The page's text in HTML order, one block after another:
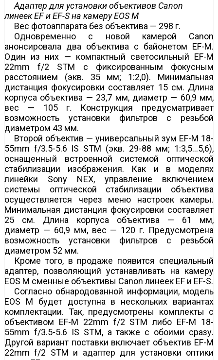
Адаптер для установки объективов Canon
линеек EF и EF-S на камеру EOS M
Вес фотоаппарата без объектива — 298 г.
Одновременно с новой камерой Canon
анонсировала два объектива с байонетом EF-M.
Один из них — компактный светосильный EF-M
22mm f/2 STM с фиксированным фокусным
расстоянием (экв. 35 мм; 1:2,0). Минимальная
дистанция фокусировки составляет 15 см. Длина
корпуса объектива — 23,7 мм, диаметр — 60,9 мм,
вес — 105 г. Конструкция предусматривает
возможность установки фильтров с резьбой
диаметром 43 мм.
Второй объектив — универсальный зум EF-M 18-
55mm f/3.5-5.6 IS STM (экв. 29-88 мм; 1:3,5…5,6),
оснащенный встроенной системой оптической
стабилизации изображения. Как и в моделях
линейки Sony NEX, управление включением
системы оптической стабилизации объектива
осуществляется через меню настроек камеры.
Минимальная дистанция фокусировки составляет
25 см. Длина корпуса объектива — 61 мм,
диаметр — 60,9 мм, вес — 120 г. Предусмотрена
возможность установки фильтров с резьбой
диаметром 52 мм.
Кроме того, в продаже появится специальный
адаптер, позволяющий устанавливать на камеру
EOS M сменные объективы Canon линеек EF и EF-S.
Согласно обнародованной информации, модель
EOS M будет доступна в нескольких вариантах
комплектации. Так, предусмотрены комплекты с
объективом EF-M 22mm f/2 STM либо EF-M 18-
55mm f/3.5-5.6 IS STM, а также с обоими сразу.
Другой вариант поставки включает объектив EF-M
22mm f/2 STM и адаптер для установки оптики